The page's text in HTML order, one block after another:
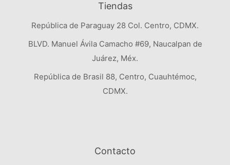
Tiendas
República de Paraguay 28 Col. Centro, CDMX.
BLVD. Manuel Ávila Camacho #69, Naucalpan de
Juárez, Méx.
República de Brasil 88, Centro, Cuauhtémoc,
CDMX.
Contacto